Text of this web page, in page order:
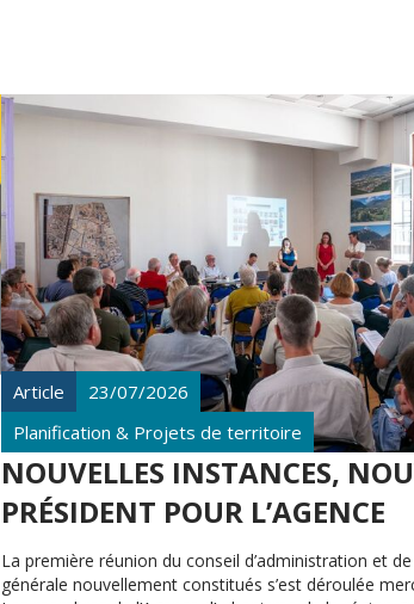
Article
23/07/2026
Planification & Projets de territoire
NOUVELLES INSTANCES,
PRÉSIDENT POUR L’AGENCE
La première réunion du conseil d’administration et de
générale nouvellement constitués s’est déroulée